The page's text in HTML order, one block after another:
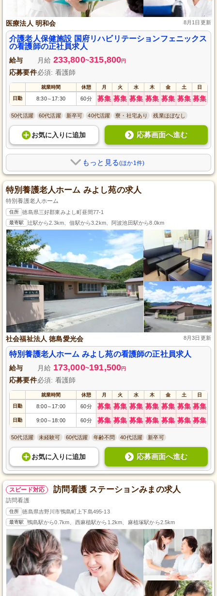
医療法人 明和会 8月1日更新
介護老人保健施設 国府リハビリテーションフェニックス
の看護師の正社員求人
給与 月給 233,800~315,800円
応募要件必須: 看護師
就業時間 休憩 月 火 水 木 金 土 日
日勤 8:30～ 17:30 60分 募集 募集 募集 募集 募集 募集 募集
50代活躍 60代活躍 新卒可 40代活躍 寮・社宅あり 残業ほぼなし
お気に入り に追加 応募画面へ進む
もっと見る(ほか1件)
特別養護老人ホーム みよし苑の求人
特別養護老人ホーム
住所 徳島県三好郡東みよし町昼間77-1
最寄駅 辻駅から2.3km、佃駅から3.2km、阿波池田駅から8.0km
社会福祉法人 徳島愛光会 8月3日更新
特別養護老人ホーム みよし苑の看護師の正社員求人
給与 月給 173,000~191,500円
応募要件必須: 看護師
就業時間 休憩 月 火 水 木 金 土 日
日勤 8:00～ 17:00 60分 募集 募集 募集 募集 募集 募集 募集
日勤 9:00～ 18:00 60分 募集 募集 募集 募集 募集 募集 募集
50代活躍 未経験可 60代活躍 年齢不問 40代活躍 新卒可
お気に入り に追加 応募画面へ進む
スピード対応 訪問看護 ステーションみまの求人
訪問看護
住所 徳島県吉野川市鴨島町上下島495-13
最寄駅 鴨島駅から0.7km、西麻植駅から1.2km、麻植塚駅から2.5km